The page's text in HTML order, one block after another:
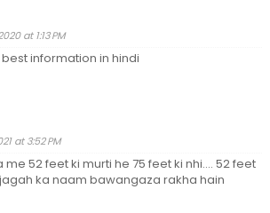
at 1:13 PM
information in hindi
at 3:52 PM
52 feet ki murti he 75 feet ki nhi.... 52 feet
ka naam bawangaza rakha hain